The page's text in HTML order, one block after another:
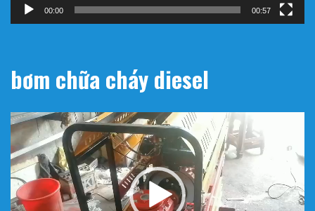
00:00 00:57
bơm chữa cháy diesel
Trình
chơi
Video